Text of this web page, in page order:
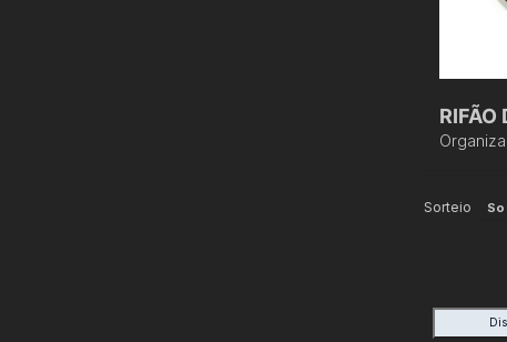
RIFÃO
Sorteio